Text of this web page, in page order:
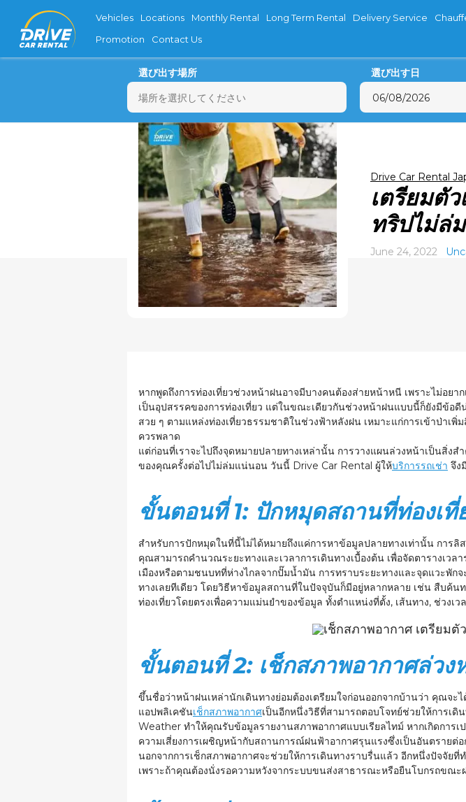
Vehicles Locations Monthly Rental Long Term Rental Delivery Service
Promotion
Contact Us
選び出す場所 選び出す日
月 火
27 28 29
3 4 7 8 9
10 11 13 14 15 16
17 18 21 22 23
24 25 26 27 28 29 30
31 1 3 4 5 6
Drive Car Rental
เตรียมตั
ทริปไม่ล่ม
June 24, 2022
หากพูดถึงการท่องเที่ยวช่วงหน้าฝนอาจมีบางคนต้องส่ายหน้าหนี เพราะไม่อยา
เป็นอุปสรรคของการท่องเที่ยว แต่ในขณะเดียวกันช่วงหน้าฝนแบบนี้ก็ยังมีข้อ
สวย ๆ ตามแหล่งท่องเที่ยวธรรมชาติในช่วงฟ้าหลังฝน เหมาะแก่การเข้าป่าเ
ควรพลาด
แต่ก่อนที่เราจะไปถึงจุดหมายปลายทางเหล่านั้น การวางแผนล่วงหน้าเป็นสิ่
ของคุณครั้งต่อไปไม่ล่มแน่นอน วันนี้ Drive Car Rental ผู้ให้บริการรถเช่า จึง
ขั้นตอนที่ 1: ปักหมุดสถานที่ท่องเที่
สำหรับการปักหมุดในที่นี้ไม่ได้หมายถึงแค่การหาข้อมูลปลายทางเท่านั้น การลิ
คุณสามารถคำนวณระยะทางและเวลาการเดินทางเบื้องต้น เพื่อจัดตารางเวล
เมืองหรือตามชนบทที่ห่างไกลจากปั๊มน้ำมัน การทราบระยะทางและจุดแวะพั
ทางเลยทีเดียว โดยวิธีหาข้อมูลสถานที่ในปัจจุบันก็มีอยู่หลากหลาย เช่น สืบค้
ท่องเที่ยวโดยตรงเพื่อความแม่นยำของข้อมูล ทั้งตำแหน่งที่ตั้ง, เส้นทาง, ช่วงเ
ขั้นตอนที่ 2: เช็กสภาพอากาศล่วง
ขึ้นชื่อว่าหน้าฝนเหล่านักเดินทางย่อมต้องเตรียมใจก่อนออกจากบ้านว่า คุณจ
แอปพลิเคชันเช็กสภาพอากาศเป็นอีกหนึ่งวิธีที่สามารถตอบโจทย์ช่วยให้การเ
Weather ทำให้คุณรับข้อมูลรายงานสภาพอากาศแบบเรียลไทม์ หากเกิดการ
ความเสี่ยงการเผชิญหน้ากับสถานการณ์ฝนฟ้าอากาศรุนแรงซึ่งเป็นอันตรายต่อ
นอกจากการเช็กสภาพอากาศจะช่วยให้การเดินทางราบรื่นแล้ว อีกหนึ่งปัจจั
เพราะถ้าคุณต้องนั่งรอความหวังจากระบบขนส่งสาธารณะหรือยืนโบกรถขณะ